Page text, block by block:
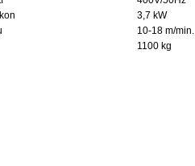
3,7 kW
10-18 m/min.
1100 kg